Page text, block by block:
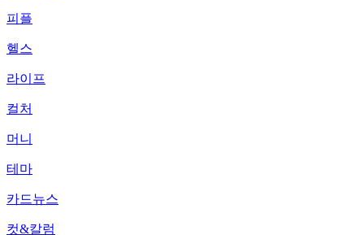
피플
헬스
라이프
컬처
머니
테마
카드뉴스
컷&칼럼